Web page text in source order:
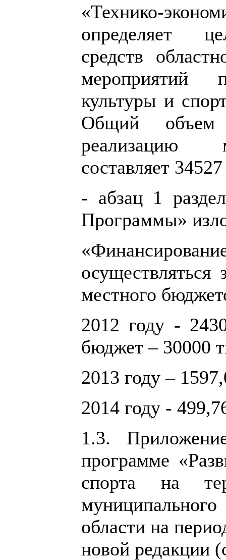
«Технико-
определяет
средств
мероприятий
культуры и
Общий объем
реализацию
составляет
- абзац 1
Программы»
осуществляться
местного
2012 году -
бюджет – 30000
2013 году –
2014 году -
1.3.
программе
спорта на
области на
новой редакции